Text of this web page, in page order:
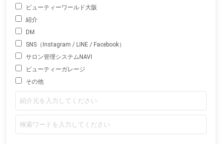
ビューティーワールド大阪
紹介
DM
SNS（Instagram / LINE / Facebook）
サロン管理システムNAVI
ビューティーガレージ
その他